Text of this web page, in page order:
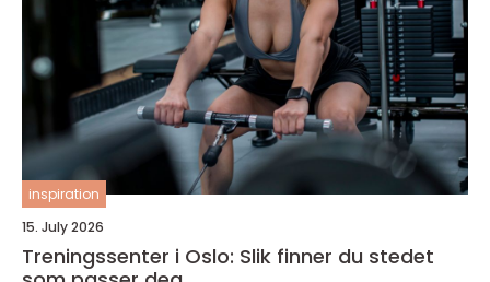
inspiration
15. July 2026
Treningssenter i Oslo: Slik finner du stedet